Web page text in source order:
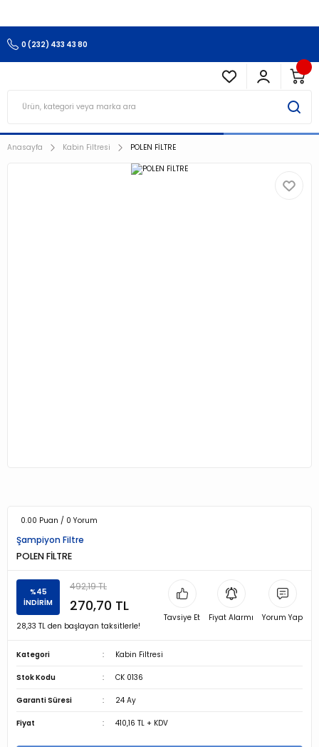
0 (232) 433 43 80
Anasayfa Kabin Filtresi POLEN FİLTRE
0.00 Puan / 0 Yorum
Şampiyon Filtre
POLEN FİLTRE
%45
İNDİRİM
492,19 TL
270,70 TL
28,33 TL den başlayan taksitlerle!
Tavsiye Et Fiyat Alarmı Yorum Yap
Kategori Kabin Filtresi
Stok Kodu CK 0136
Garanti Süresi 24 Ay
Fiyat 410,16 TL + KDV